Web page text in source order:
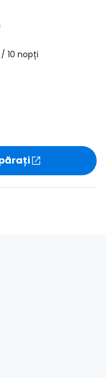
/ 10 nopți